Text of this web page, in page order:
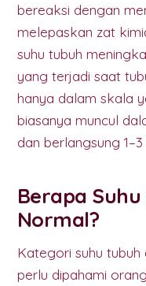
bereaksi dengan
melepaskan zat
suhu tubuh
yang terjadi saat
hanya dalam skala
biasanya muncul
dan berlangsung 1–3
Berapa
Normal?
Kategori suhu tubuh
perlu dipahami